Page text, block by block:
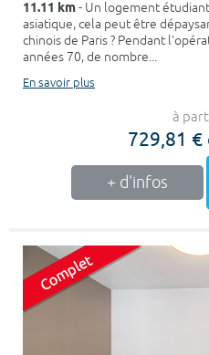
11.11 km- Un logement
asiatique, cela peut être
chinois de Paris ? Pendant
années 70, de nombre...
En savoir plus
à
729,81 €
+ d'infos